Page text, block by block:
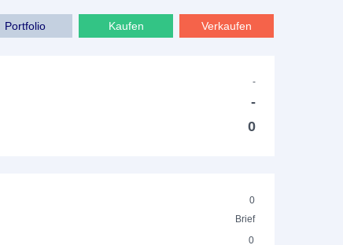
Verkaufen
Kaufen
Portfolio
-
-
0
0
Brief
0